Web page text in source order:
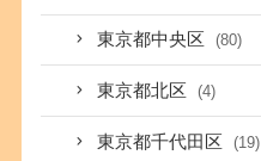
東京都中央区 (80)
東京都北区 (4)
東京都千代田区 (19)